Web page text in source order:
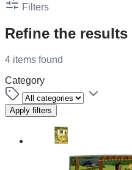
Filters
Refine the results
4 items found
Category
Apply filters